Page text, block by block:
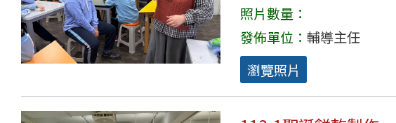
照片數量：
發佈單位： 輔導主任
瀏覽照片